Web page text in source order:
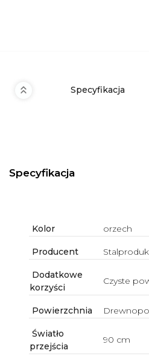
Specyfikacja
Specyfikacja
Kolor orzech
Producent
Dodatkowe
korzyści
Czyste
Powierzchnia
Światło
przejścia
90 cm